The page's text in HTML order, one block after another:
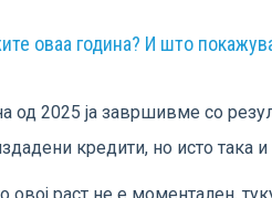
оваа година? И што
од 2025 ја завршивме со
кредити, но исто така и